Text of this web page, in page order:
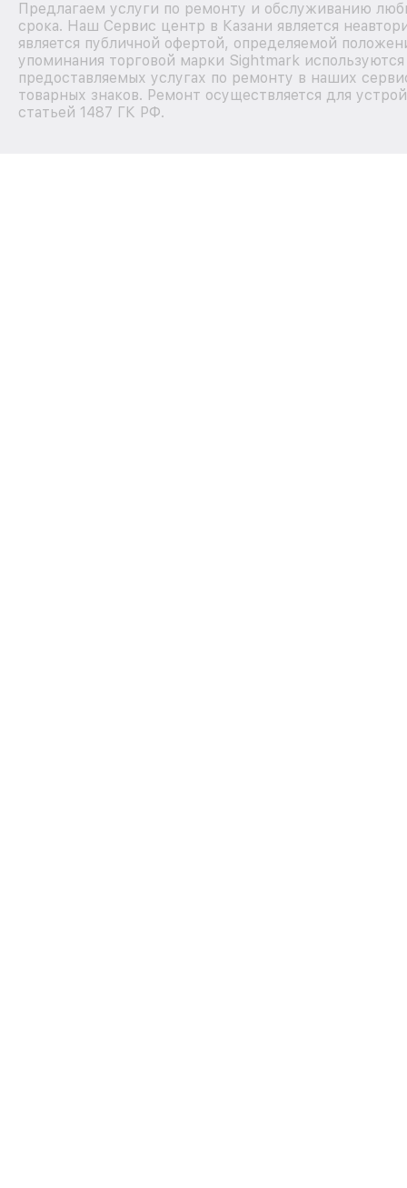
Предлагаем услуги по ремонту и обслуживанию
срока. Наш Сервис центр в Казани является
является публичной офертой, определяемой
упоминания торговой марки Sightmark
предоставляемых услугах по ремонту в наших
товарных знаков. Ремонт осуществляется для
статьей 1487 ГК РФ.